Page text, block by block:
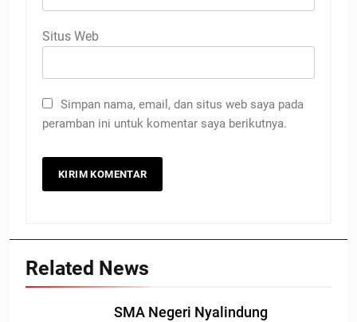
Situs Web
Simpan nama, email, dan situs web saya pada
peramban ini untuk komentar saya berikutnya.
Related News
SMA Negeri Nyalindung